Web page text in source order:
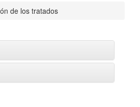
de los tratados